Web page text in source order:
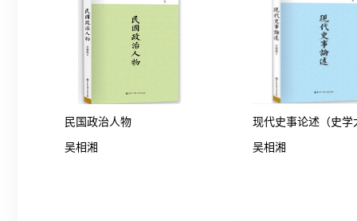
民国政治人物
吴相湘
现代史事论述（史学
相湘经典之作）
吴相湘